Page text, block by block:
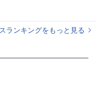
ランキングをもっと見る